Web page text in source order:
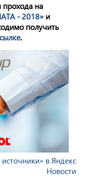
на
- 2018» и
получить
.
в Яндекс
Новости